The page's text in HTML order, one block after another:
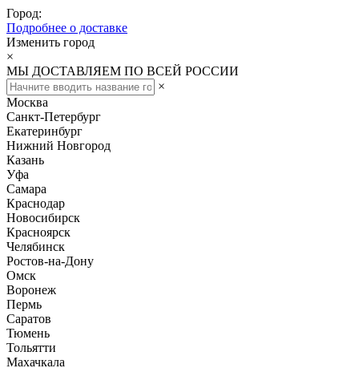
Город:
Подробнее о доставке
Изменить город
×
МЫ ДОСТАВЛЯЕМ ПО ВСЕЙ РОССИИ
×
Москва
Санкт-Петербург
Екатеринбург
Нижний Новгород
Казань
Уфа
Самара
Краснодар
Новосибирск
Красноярск
Челябинск
Ростов-на-Дону
Омск
Воронеж
Пермь
Саратов
Тюмень
Тольятти
Махачкала